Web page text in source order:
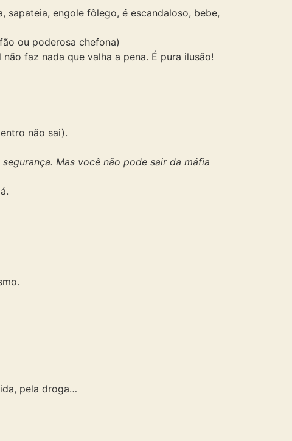
sapateia, engole fôlego, é escandaloso, bebe,
ou poderosa chefona)
faz nada que valha a pena. É pura ilusão!
não sai).
Mas você não pode sair da máfia
pela droga…